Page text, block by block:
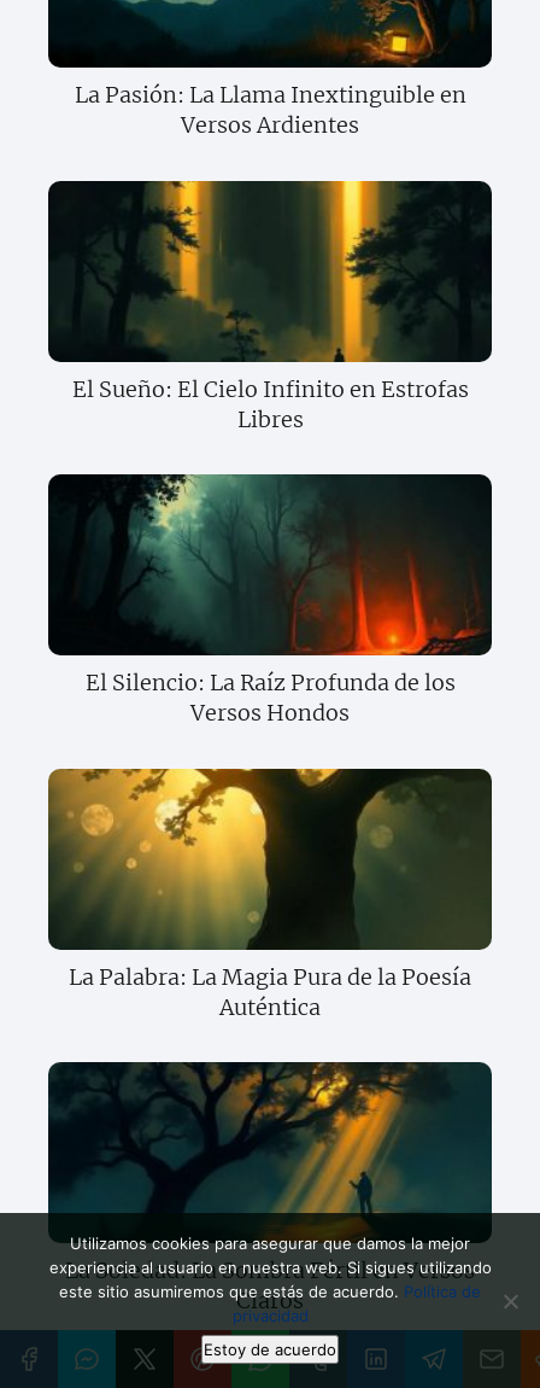
La Pasión: La Llama Inextinguible en
Versos Ardientes
El Sueño: El Cielo Infinito en Estrofas
Libres
El Silencio: La Raíz Profunda de los
Versos Hondos
La Palabra: La Magia Pura de la Poesía
Auténtica
La Soledad: La Sombra Fértil en Versos
Claros
Utilizamos cookies para asegurar que damos la mejor
experiencia al usuario en nuestra web. Si sigues utilizando
este sitio asumiremos que estás de acuerdo. Política de
privacidad
Estoy de acuerdo